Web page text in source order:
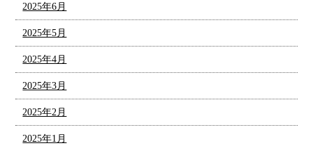
2025年6月
2025年5月
2025年4月
2025年3月
2025年2月
2025年1月